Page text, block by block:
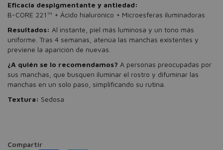
Eficacia despigmentante y antiedad:
B-CORE 221™ + Ácido hialurónico + Microesferas iluminadoras
Resultados: Al instante, piel más luminosa y un tono más
uniforme. Tras 4 semanas, atenúa las manchas existentes y
previene la aparición de nuevas.
¿A quién se lo recomendamos? A personas preocupadas por
sus manchas, que busquen iluminar el rostro y difuminar las
manchas en un solo paso, simplificando su rutina.
Textura: Sedosa
Compartir